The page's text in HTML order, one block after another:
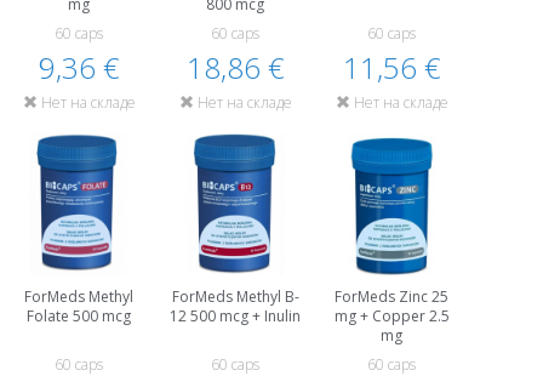
mg
60 caps
9,36 €
Нет на складе
800 mcg
60 caps
18,86 €
Нет на складе
60 caps
11,56 €
Нет на складе
ForMeds Methyl
Folate 500 mcg
60 caps
ForMeds Methyl B-
12 500 mcg + Inulin
60 caps
ForMeds Zinc 25
mg + Copper 2.5
mg
60 caps